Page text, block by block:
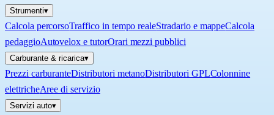
Strumenti▾
Calcola percorsoTraffico in tempo realeStradario e mappeCalcola
pedaggioAutovelox e tutorOrari mezzi pubblici
Carburante & ricarica▾
Prezzi carburanteDistributori metanoDistributori GPLColonnine
elettricheAree di servizio
Servizi auto▾